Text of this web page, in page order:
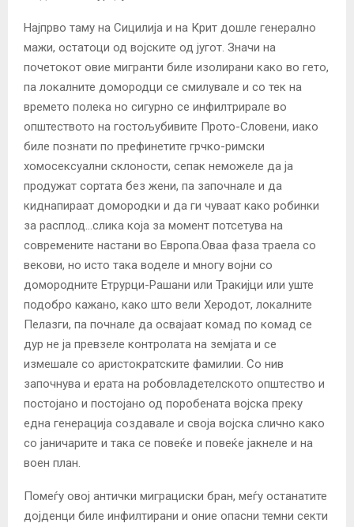
Најпрво таму на Сицилија и на Крит дошле генерално
мажи, остатоци од војските од југот. Значи на
почетокот овие мигранти биле изолирани како во гето,
па локалните домородци се смилувале и со тек на
времето полека но сигурно се инфилтрирале во
општеството на гостољубивите Прото-Словени, иако
биле познати по префинетите грчко-римски
хомосексуални склоности, сепак неможеле да ја
продужат сортата без жени, па започнале и да
киднапираат домородки и да ги чуваат како робинки
за расплод…слика која за момент потсетува на
современите настани во Европа.Оваа фаза траела со
векови, но исто така воделе и многу војни со
домородните Етрурци-Рашани или Тракијци или уште
подобро кажано, како што вели Херодот, локалните
Пелазги, па почнале да освајаат комад по комад се
дур не ја превзеле контролата на земјата и се
измешале со аристократските фамилии. Со нив
започнува и ерата на робовладетелското општество и
постојано и постојано од поробената војска преку
една генерација создавале и своја војска слично како
со јаничарите и така се повеќе и повеќе јакнеле и на
воен план.
Помеѓу овој антички миграциски бран, меѓу останатите
дојденци биле инфилтирани и оние опасни темни секти